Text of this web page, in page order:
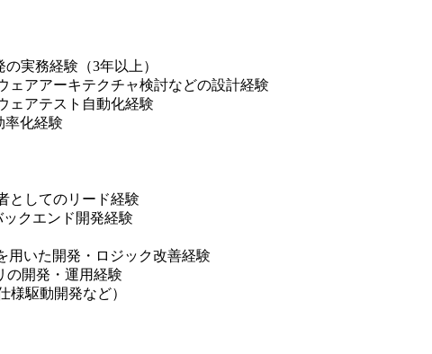
実務経験（3年以上）
ェアアーキテクチャ検討などの設計経験
ェアテスト自動化経験
率化経験
としてのリード経験
ックエンド開発経験
用いた開発・ロジック改善経験
の開発・運用経験
様駆動開発など）